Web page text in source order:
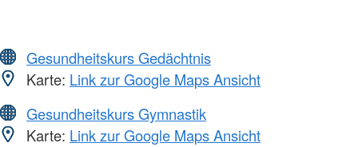
Gesundheitskurs Gedächtnis
Karte: Link zur Google Maps Ansicht
Gesundheitskurs Gymnastik
Karte: Link zur Google Maps Ansicht